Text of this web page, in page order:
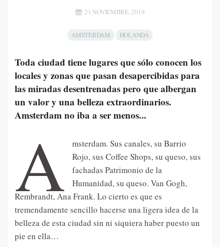
21 NOVIEMBRE, 2019
AMSTERDAM HOLANDA
Toda ciudad tiene lugares que sólo conocen los
locales y zonas que pasan desapercibidas para
las miradas desentrenadas pero que albergan
un valor y una belleza extraordinarios.
Amsterdam no iba a ser menos...
A
msterdam. Sus canales, su Barrio
Rojo, sus Coffee Shops, su queso, sus
fachadas Patrimonio de la
Humanidad, su queso. Van Gogh,
Rembrandt, Ana Frank. Lo cierto es que es
tremendamente sencillo hacerse una ligera idea de la
belleza de esta ciudad sin ni siquiera haber puesto un
pie en ella…